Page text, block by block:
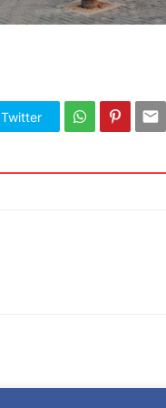
Twitter